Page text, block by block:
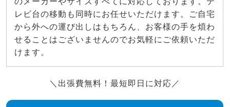
レビ台の移動も同時にお任せいただけます。ご自宅
から外への運び出しはもちろん、お客様の手を煩わ
せることはございませんのでお気軽にご依頼いただ
けます。
＼出張費無料！最短即日に対応／